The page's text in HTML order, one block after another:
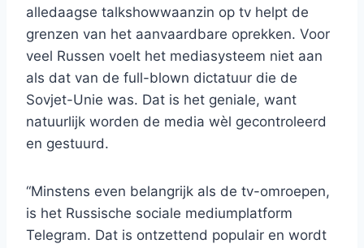
alledaagse talkshowwaanzin op tv helpt de
grenzen van het aanvaardbare oprekken. Voor
veel Russen voelt het mediasysteem niet aan
als dat van de full-blown dictatuur die de
Sovjet-Unie was. Dat is het geniale, want
natuurlijk worden de media wèl gecontroleerd
en gestuurd.
“Minstens even belangrijk als de tv-omroepen,
is het Russische sociale mediumplatform
Telegram. Dat is ontzettend populair en wordt